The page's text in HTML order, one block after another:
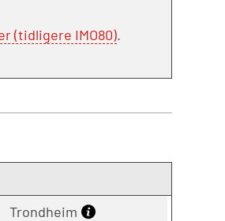
(tidligere IMO80).
Trondheim